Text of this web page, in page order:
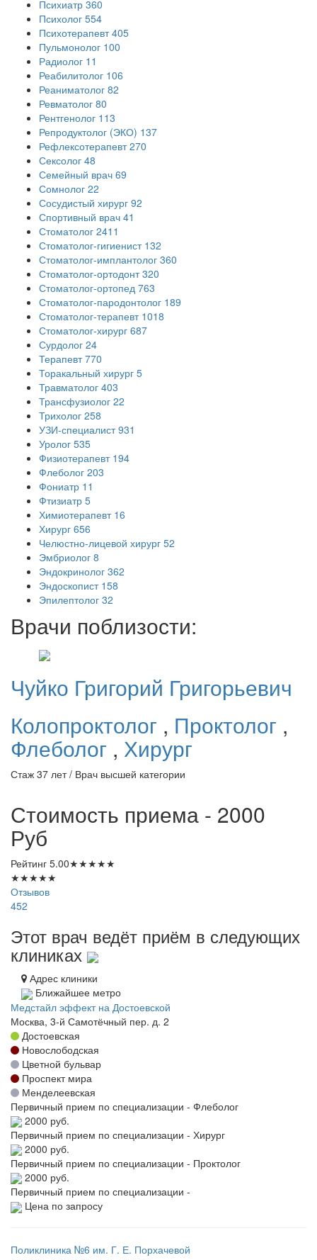
Психиатр 360
Психолог 554
Психотерапевт 405
Пульмонолог 100
Радиолог 11
Реабилитолог 106
Реаниматолог 82
Ревматолог 80
Рентгенолог 113
Репродуктолог (ЭКО) 137
Рефлексотерапевт 270
Сексолог 48
Семейный врач 69
Сомнолог 22
Сосудистый хирург 92
Спортивный врач 41
Стоматолог 2411
Стоматолог-гигиенист 132
Стоматолог-имплантолог 360
Стоматолог-ортодонт 320
Стоматолог-ортопед 763
Стоматолог-пародонтолог 189
Стоматолог-терапевт 1018
Стоматолог-хирург 687
Сурдолог 24
Терапевт 770
Торакальный хирург 5
Травматолог 403
Трансфузиолог 22
Трихолог 258
УЗИ-специалист 931
Уролог 535
Физиотерапевт 194
Флеболог 203
Фониатр 11
Фтизиатр 5
Химиотерапевт 16
Хирург 656
Челюстно-лицевой хирург 52
Эмбриолог 8
Эндокринолог 362
Эндоскопист 158
Эпилептолог 32
Врачи поблизости:
Чуйко Григорий Григорьевич
Колопроктолог , Проктолог ,
Флеболог , Хирург
Стаж 37 лет / Врач высшей категории
Стоимость приема - 2000
Руб
Рейтинг 5.00★★★★★
★★★★★
Отзывов
452
Этот врач ведёт приём в следующих
клиниках
Адрес клиники
Ближайшее метро
Медстайл эффект на Достоевской
Москва, 3-й Самотёчный пер. д. 2
Достоевская
Новослободская
Цветной бульвар
Проспект мира
Менделеевская
Первичный прием по специализации - Флеболог
2000 руб.
Первичный прием по специализации - Хирург
2000 руб.
Первичный прием по специализации - Проктолог
2000 руб.
Первичный прием по специализации -
Цена по запросу
Поликлиника №6 им. Г. Е. Порхачевой